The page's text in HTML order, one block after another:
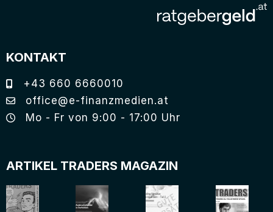
KONTAKT
+43 660 6660010
office@e-finanzmedien.at
Mo - Fr von 9:00 - 17:00 Uhr
ARTIKEL TRADERS MAGAZIN